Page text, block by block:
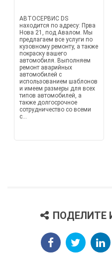
АВТОСЕРВИС DS
находится по адресу: Прва
Нова 21, под Авалом. Мы
предлагаем все услуги по
кузовному ремонту, а также
покраску вашего
автомобиля. Выполняем
ремонт аварийных
автомобилей с
использованием шаблонов
и имеем размеры для всех
типов автомобилей, а
также долгосрочное
сотрудничество со всеми
с...